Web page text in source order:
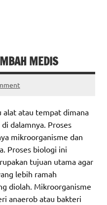
MEDIS
alat atau tempat dimana
dalamnya. Proses
mikroorganisme dan
Proses biologi ini
tujuan utama agar
lebih ramah
diolah. Mikroorganisme
anaerob atau bakteri